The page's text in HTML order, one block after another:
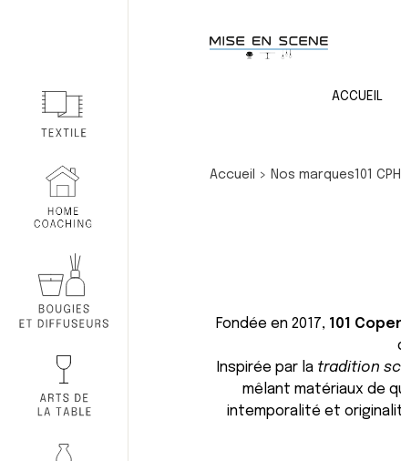
ACCUEIL
Accueil > Nos marques 101 CPH
Fondée en 2017, 101
Inspirée par la tradition
mêlant matériaux de
intemporalité et